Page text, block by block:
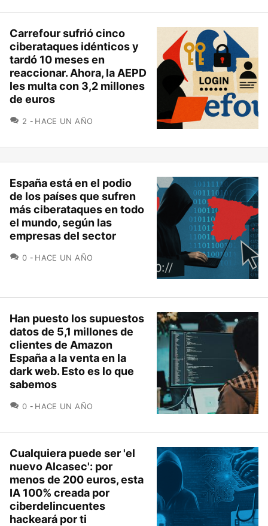
Carrefour sufrió cinco
ciberataques idénticos y
tardó 10 meses en
reaccionar. Ahora, la AEPD
les multa con 3,2 millones
de euros
2 COMENTARIOS
HACE UN AÑO
España está en el podio
de los países que sufren
más ciberataques en todo
el mundo, según las
empresas del sector
0 COMENTARIOS
HACE UN AÑO
Han puesto los supuestos
datos de 5,1 millones de
clientes de Amazon
España a la venta en la
dark web. Esto es lo que
sabemos
0 COMENTARIOS
HACE UN AÑO
Cualquiera puede ser 'el
nuevo Alcasec': por
menos de 200 euros, esta
IA 100% creada por
ciberdelincuentes
hackeará por ti